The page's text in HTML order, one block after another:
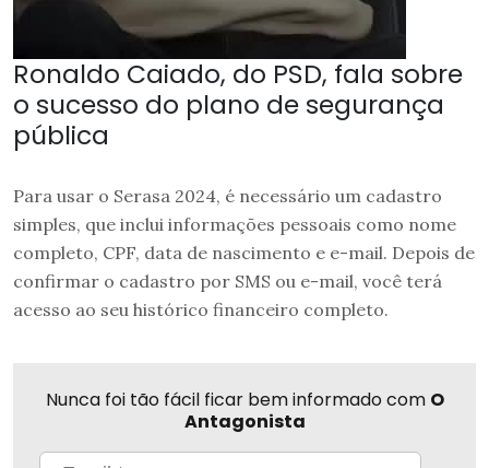
Ronaldo Caiado, do PSD, fala sobre
o sucesso do plano de segurança
pública
Para usar o Serasa 2024, é necessário um cadastro
simples, que inclui informações pessoais como nome
completo, CPF, data de nascimento e e-mail. Depois de
confirmar o cadastro por SMS ou e-mail, você terá
acesso ao seu histórico financeiro completo.
Nunca foi tão fácil ficar bem informado com O
Antagonista